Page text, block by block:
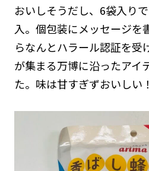
おいしそうだし、6袋入り
入。個包装にメッセージを
らなんとハラール認証を受
が集まる万博に沿ったアイ
た。味は甘すぎずおいしい